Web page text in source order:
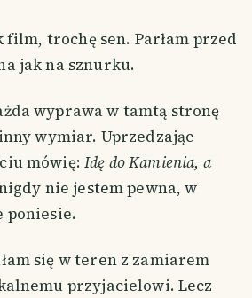
film, trochę sen. Parłam przed
jak na sznurku.
wyprawa w tamtą stronę
wymiar. Uprzedzając
mówię:Idę do Kamienia, a
nie jestem pewna, w
poniesie.
się w teren z zamiarem
przyjacielowi. Lecz